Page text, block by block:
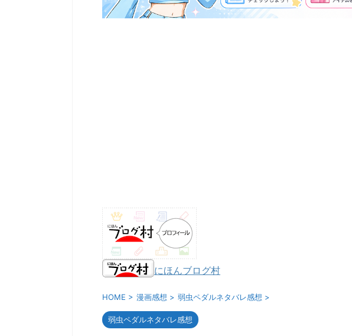
にほんブログ村
HOME > 漫画感想 > 弱虫ペダルネタバレ感想 >
弱虫ペダルネタバレ感想